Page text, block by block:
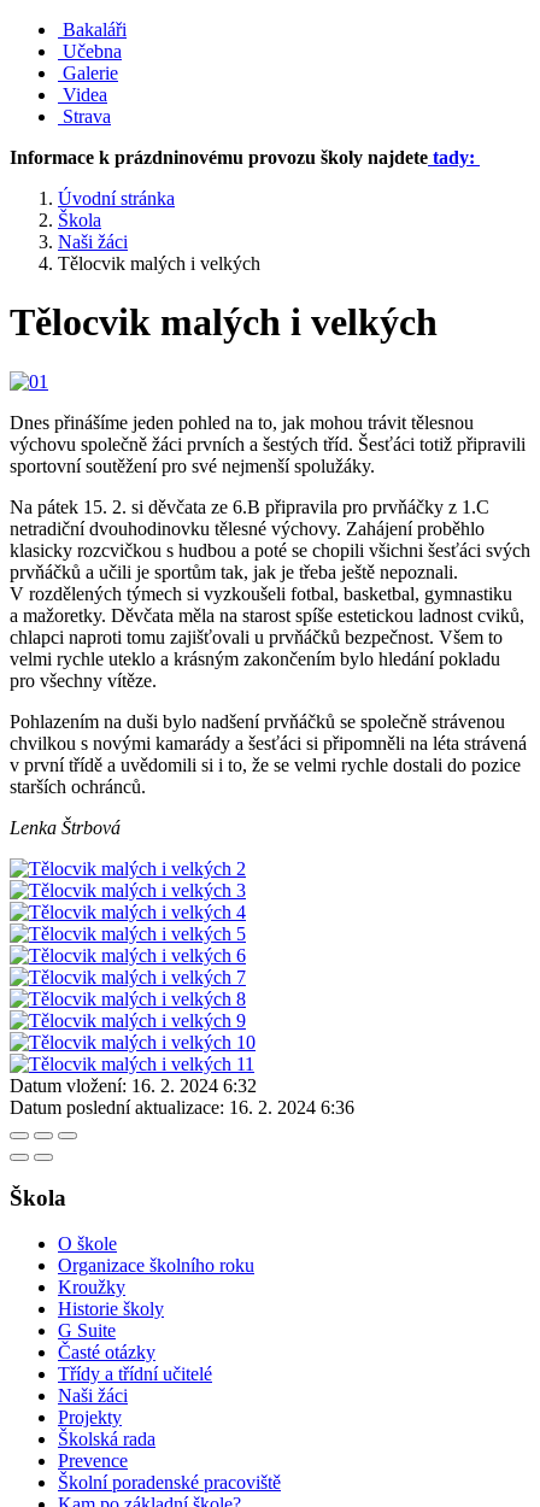
Bakaláři
Učebna
Galerie
Videa
Strava
Informace k prázdninovému provozu školy najdete tady:
Úvodní stránka
Škola
Naši žáci
Tělocvik malých i velkých
Tělocvik malých i velkých
Dnes přinášíme jeden pohled na to, jak mohou trávit tělesnou
výchovu společně žáci prvních a šestých tříd. Šesťáci totiž připravili
sportovní soutěžení pro své nejmenší spolužáky.
Na pátek 15. 2. si děvčata ze 6.B připravila pro prvňáčky z 1.C
netradiční dvouhodinovku tělesné výchovy. Zahájení proběhlo
klasicky rozcvičkou s hudbou a poté se chopili všichni šesťáci svých
prvňáčků a učili je sportům tak, jak je třeba ještě nepoznali.
V rozdělených týmech si vyzkoušeli fotbal, basketbal, gymnastiku
a mažoretky. Děvčata měla na starost spíše estetickou ladnost cviků,
chlapci naproti tomu zajišťovali u prvňáčků bezpečnost. Všem to
velmi rychle uteklo a krásným zakončením bylo hledání pokladu
pro všechny vítěze.
Pohlazením na duši bylo nadšení prvňáčků se společně strávenou
chvilkou s novými kamarády a šesťáci si připomněli na léta strávená
v první třídě a uvědomili si i to, že se velmi rychle dostali do pozice
starších ochránců.
Lenka Štrbová
Datum vložení: 16. 2. 2024 6:32
Datum poslední aktualizace: 16. 2. 2024 6:36
Škola
O škole
Organizace školního roku
Kroužky
Historie školy
G Suite
Časté otázky
Třídy a třídní učitelé
Naši žáci
Projekty
Školská rada
Prevence
Školní poradenské pracoviště